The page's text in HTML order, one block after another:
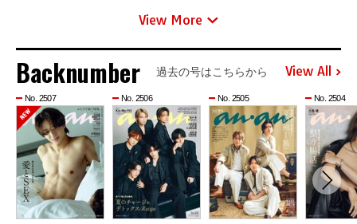
View More
Backnumber 過去の号はこちらから View All
No. 2507 No. 2506 No. 2505 No. 2504